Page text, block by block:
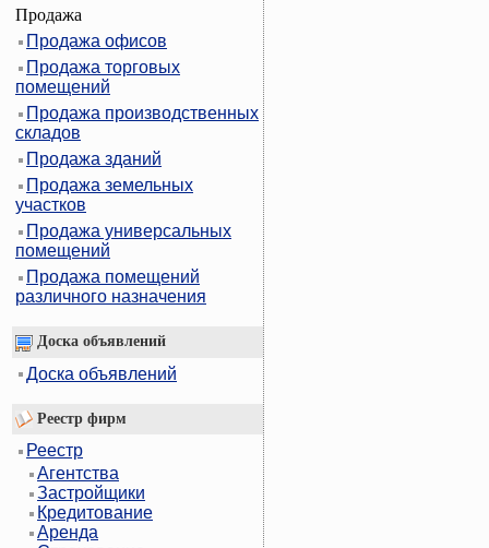
Продажа
Продажа офисов
Продажа торговых
помещений
Продажа производственных
складов
Продажа зданий
Продажа земельных
участков
Продажа универсальных
помещений
Продажа помещений
различного назначения
Доска объявлений
Доска объявлений
Реестр фирм
Реестр
Агентства
Застройщики
Кредитование
Аренда